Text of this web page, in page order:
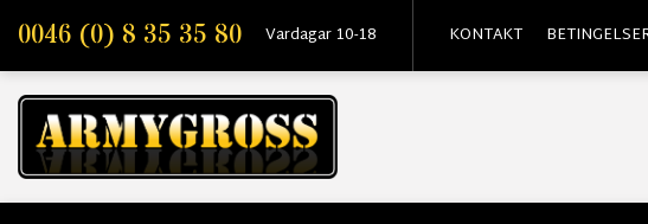
0046 (0) 8 35 35 80 Vardagar 10-18 KONTAKT